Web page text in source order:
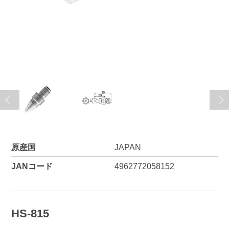
原産国 JAPAN
JANコード 4962772058152
HS-815